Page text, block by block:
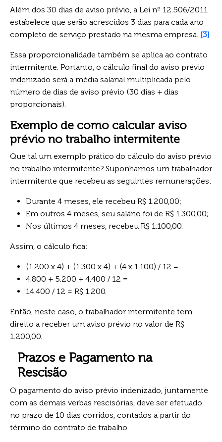
Além dos 30 dias de aviso prévio, a Lei nº 12.506/2011
estabelece que serão acrescidos 3 dias para cada ano
completo de serviço prestado na mesma empresa. [3]
Essa proporcionalidade também se aplica ao contrato
intermitente. Portanto, o cálculo final do aviso prévio
indenizado será a média salarial multiplicada pelo
número de dias de aviso prévio (30 dias + dias
proporcionais).
Exemplo de como calcular aviso
prévio no trabalho intermitente
Que tal um exemplo prático do cálculo do aviso prévio
no trabalho intermitente? Suponhamos um trabalhador
intermitente que recebeu as seguintes remunerações:
Durante 4 meses, ele recebeu R$ 1.200,00;
Em outros 4 meses, seu salário foi de R$ 1.300,00;
Nos últimos 4 meses, recebeu R$ 1.100,00.
Assim, o cálculo fica:
(1.200 x 4) + (1.300 x 4) + (4 x 1.100) / 12 =
4.800 + 5.200 + 4.400 / 12 =
14.400 / 12 = R$ 1.200.
Então, neste caso, o trabalhador intermitente tem
direito a receber um aviso prévio no valor de R$
1.200,00.
Prazos e Pagamento na
Rescisão
O pagamento do aviso prévio indenizado, juntamente
com as demais verbas rescisórias, deve ser efetuado
no prazo de 10 dias corridos, contados a partir do
término do contrato de trabalho.